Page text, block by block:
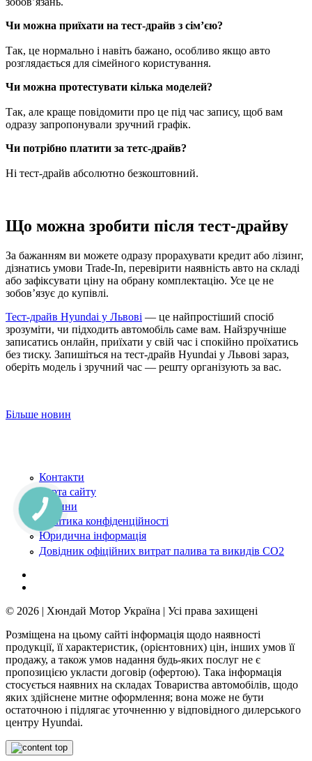
Чи можна приїхати на тест-драйв з сімʼєю?
Так, це нормально і навіть бажано, особливо якщо авто
розглядається для сімейного користування.
Чи можна протестувати кілька моделей?
Так, але краще повідомити про це під час запису, щоб вам
одразу запропонували зручний графік.
Чи потрібно платити за тетс-драйв?
Ні тест-драйв абсолютно безкоштовний.
Що можна зробити після тест-драйву
За бажанням ви можете одразу прорахувати кредит або лізинг,
дізнатись умови Trade-In, перевірити наявність авто на складі
або зафіксувати ціну на обрану комплектацію. Усе це не
зобовʼязує до купівлі.
Тест-драйв Hyundai у Львові — це найпростіший спосіб
зрозуміти, чи підходить автомобіль саме вам. Найзручніше
записатись онлайн, приїхати у свій час і спокійно проїхатись
без тиску. Запишіться на тест-драйв Hyundai у Львові зараз,
оберіть модель і зручний час — решту організують за вас.
Більше новин
Контакти
Карта сайту
Новини
Політика конфіденційності
Юридична інформація
Довідник офіційних витрат палива та викидів СО2
© 2026 | Хюндай Мотор Україна | Усі права захищені
Розміщена на цьому сайті інформація щодо наявності
продукції, її характеристик, (орієнтовних) цін, інших умов її
продажу, а також умов надання будь-яких послуг не є
пропозицією укласти договір (офертою). Така інформація
стосується наявних на складах Товариства автомобілів, щодо
яких здійснене митне оформлення; вона може не бути
остаточною і підлягає уточненню у відповідного дилерського
центру Hyundai.